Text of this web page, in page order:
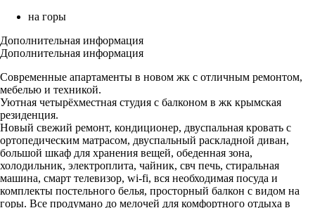
на горы
Дополнительная информация
Дополнительная информация
Современные апартаменты в новом жк с отличным ремонтом,
мебелью и техникой.
Уютная четырёхместная студия с балконом в жк крымская
резиденция.
Новый свежий ремонт, кондиционер, двуспальная кровать с
ортопедическим матрасом, двуспальный раскладной диван,
большой шкаф для хранения вещей, обеденная зона,
холодильник, электроплита, чайник, свч печь, стиральная
машина, смарт телевизор, wi-fi, вся необходимая посуда и
комплекты постельного белья, просторный балкон с видом на
горы. Все продумано до мелочей для комфортного отдыха в